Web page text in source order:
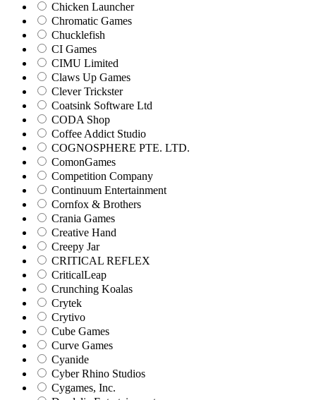
Chicken Launcher
Chromatic Games
Chucklefish
CI Games
CIMU Limited
Claws Up Games
Clever Trickster
Coatsink Software Ltd
CODA Shop
Coffee Addict Studio
COGNOSPHERE PTE. LTD.
ComonGames
Competition Company
Continuum Entertainment
Cornfox & Brothers
Crania Games
Creative Hand
Creepy Jar
CRITICAL REFLEX
CriticalLeap
Crunching Koalas
Crytek
Crytivo
Cube Games
Curve Games
Cyanide
Cyber Rhino Studios
Cygames, Inc.